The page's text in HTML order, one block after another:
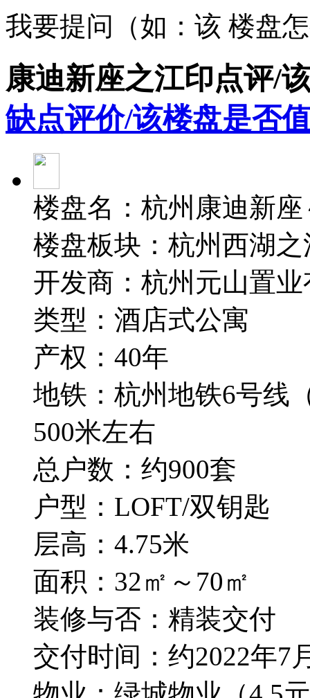
我要提问（如：该 楼盘
康迪新座之江印点评/
缺点评价/该楼盘是否
楼盘名：杭州康迪新
楼盘板块：杭州西湖
开发商：杭州元山置
类型：酒店式公寓
产权：40年
地铁：杭州地铁6号线
500米左右
总户数：约900套
户型：LOFT/双钥匙
层高：4.75米
面积：32㎡～70㎡
装修与否：精装交付
交付时间：约2022年7